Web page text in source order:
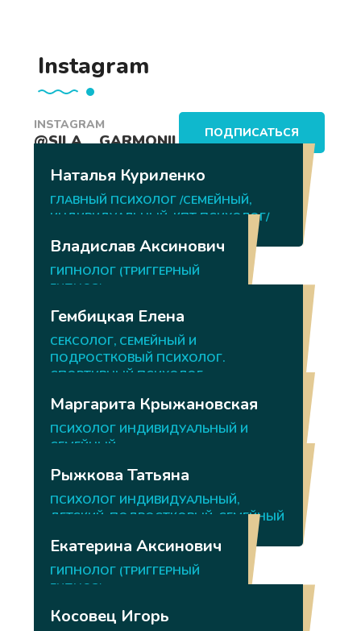
Instagram
INSTAGRAM
@SILA__GARMONII ПОДПИСАТЬСЯ
Наши психологи
Наталья Куриленко
ГЛАВНЫЙ ПСИХОЛОГ /СЕМЕЙНЫЙ,
ИНДИВИДУАЛЬНЫЙ, КПТ ПСИХОЛОГ/
Владислав Аксинович
ГИПНОЛОГ (ТРИГГЕРНЫЙ
ГИПНОЗ)
Гембицкая Елена
СЕКСОЛОГ, СЕМЕЙНЫЙ И
ПОДРОСТКОВЫЙ ПСИХОЛОГ.
СПОРТИВНЫЙ ПСИХОЛОГ.
Маргарита Крыжановская
ПСИХОЛОГ ИНДИВИДУАЛЬНЫЙ И
СЕМЕЙНЫЙ
Рыжкова Татьяна
ПСИХОЛОГ ИНДИВИДУАЛЬНЫЙ,
ДЕТСКИЙ, ПОДРОСТКОВЫЙ, СЕМЕЙНЫЙ
Екатерина Аксинович
ГИПНОЛОГ (ТРИГГЕРНЫЙ
ГИПНОЗ)
Косовец Игорь